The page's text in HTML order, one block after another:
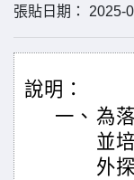
張貼日期：
說明：
一、 為
並
外